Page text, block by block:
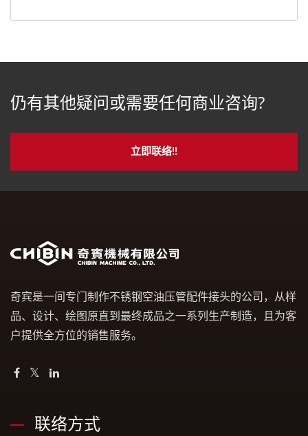
仍有其他疑问或需要任何商业咨询?
立即联络!!
奇宾是一间专门制作不锈钢空油压管配件接头的公司，从样
品、设计、绘图原直到最终成品之一系列生产制造，且为客
户提供全方位的销售服务。
联络方式